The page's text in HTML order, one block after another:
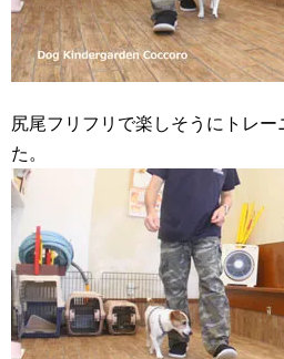
尻尾フリフリで楽しそうにトレ
た。